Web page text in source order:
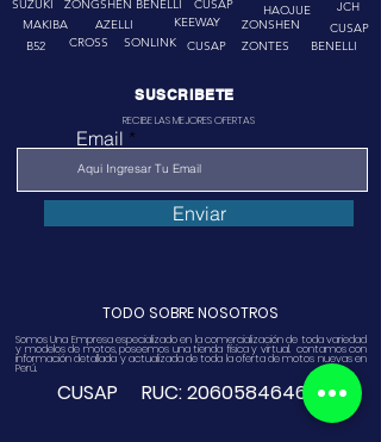
SUZUKI
ZONGSHEN
MAKIBA
AZELLI
BENELLI
CUSAP
KEEWAY
B52
CROSS SONLINK CUSAP
HAOJUE
JCH
ZONSHEN
ZONTES
CUSAP
BENELLI
SUSCRIBETE
RECIBE LAS MEJORES OFERTAS
Email
Enviar
TODO SOBRE NOSOTROS
Somos Una Empresa especializado en la comercialización de toda variedad
y modelos de motos, poseemos una tienda física y virtual. contamos con
información detallada y actualizada de toda la oferta de motos nuevas en
Perú.
CUSAP RUC:20605846468